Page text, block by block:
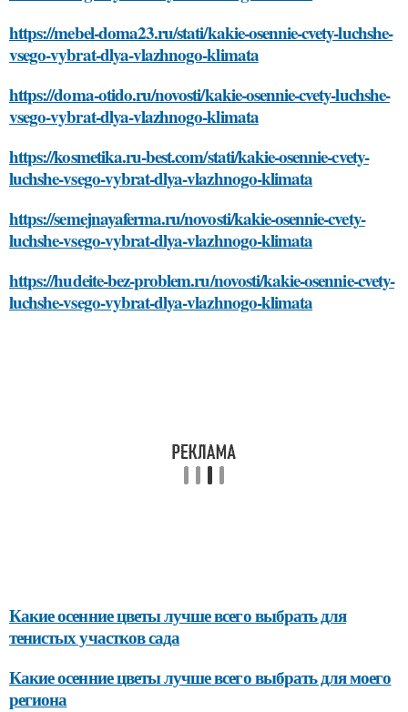
https://mebel-doma23.ru/stati/kakie-osennie-cvety-luchshe-
vsego-vybrat-dlya-vlazhnogo-klimata
https://doma-otido.ru/novosti/kakie-osennie-cvety-luchshe-
vsego-vybrat-dlya-vlazhnogo-klimata
https://kosmetika.ru-best.com/stati/kakie-osennie-cvety-
luchshe-vsego-vybrat-dlya-vlazhnogo-klimata
https://semejnayaferma.ru/novosti/kakie-osennie-cvety-
luchshe-vsego-vybrat-dlya-vlazhnogo-klimata
https://hudeite-bez-problem.ru/novosti/kakie-osennie-cvety-
luchshe-vsego-vybrat-dlya-vlazhnogo-klimata
Какие осенние цветы лучше всего выбрать для
тенистых участков сада
Какие осенние цветы лучше всего выбрать для моего
региона